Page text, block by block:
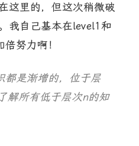
这里的，但这次稍微破
我自己基本在level1和
努力啊！
都是渐增的，位于层
解所有低于层次n的知